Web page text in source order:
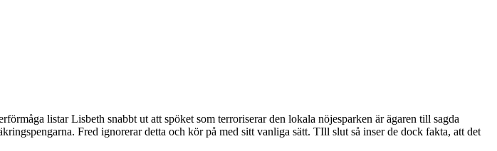
listar Lisbeth snabbt ut att spöket som terroriserar den lokala nöjesparken är ägaren till sagda
Fred ignorerar detta och kör på med sitt vanliga sätt. TIll slut så inser de dock fakta, att det